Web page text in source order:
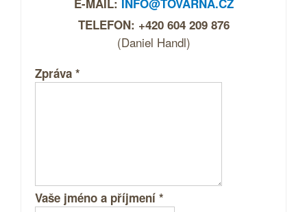
E-MAIL: INFO@TOVARNA.CZ
TELEFON: +420 604 209 876
(Daniel Handl)
Zpráva *
Vaše jméno a příjmení *